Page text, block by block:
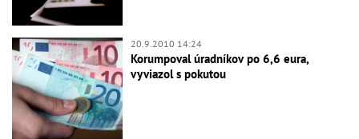
20.9.2010 14:24
Korumpoval úradníkov po 6,6 eura,
vyviazol s pokutou